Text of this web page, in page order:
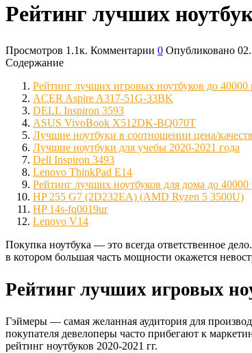
Рейтинг лучших
Просмотров 1.1к. Комментарии 0 Опубликовано
Содержание
Рейтинг лучших игровых ноутбуков до 40000
ACER Aspire A317-51G-33BK
DELL Inspiron 3593
ASUS VivoBook X512DK-BQ070T
Лучшие ноутбуки в соотношении цена/
Лучшие ноутбуки для учебы 2020-2021 года
Dell Inspiron 3493
Lenovo ThinkPad E14
Рейтинг лучших ноутбуков для дома до 40000
HP 255 G7 (2D232EA) (AMD Ryzen 5 3500U)
HP 14s-fq0019ur
Lenovo V14
Покупка ноутбука — это всегда ответственное
в котором большая часть мощности окажется
Рейтинг лучших игровых
Гэймеры — самая желанная аудитория для
покупателя девелоперы часто прибегают к
рейтинг ноутбуков 2020-2021 гг.